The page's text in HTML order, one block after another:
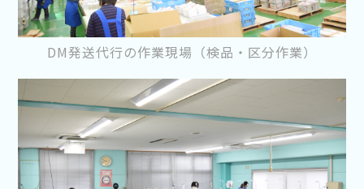
DM発送代行の作業現場（検品・区分作業）